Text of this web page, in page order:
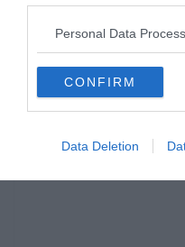
Personal Data
CONFIRM
Data Deletion